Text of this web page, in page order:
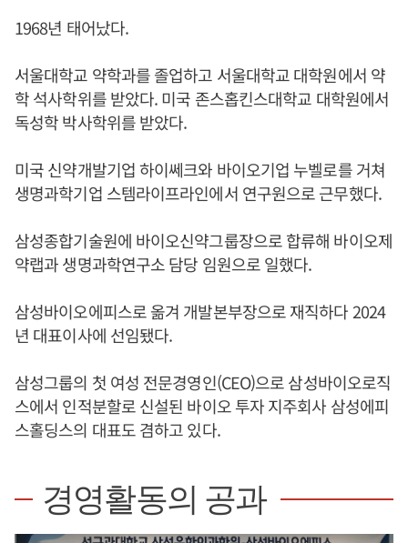
1968년 태어났다.
서울대학교 약학과를 졸업하고 서울대학교 대학원에서 약
학 석사학위를 받았다. 미국 존스홉킨스대학교 대학원에서
독성학 박사학위를 받았다.
미국 신약개발기업 하이쎄크와 바이오기업 누벨로를 거쳐
생명과학기업 스템라이프라인에서 연구원으로 근무했다.
삼성종합기술원에 바이오신약그룹장으로 합류해 바이오제
약랩과 생명과학연구소 담당 임원으로 일했다.
삼성바이오에피스로 옮겨 개발본부장으로 재직하다 2024
년 대표이사에 선임됐다.
삼성그룹의 첫 여성 전문경영인(CEO)으로 삼성바이오로직
스에서 인적분할로 신설된 바이오 투자 지주회사 삼성에피
스홀딩스의 대표도 겸하고 있다.
경영활동의 공과